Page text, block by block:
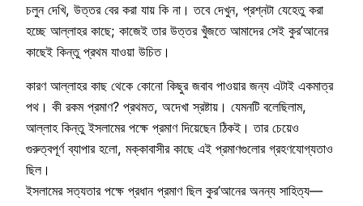
চলুন দেখি, উত্তর বের করা যায় কি না। তবে দেখুন, প্রশ্নটা যেহেতু করা
হচ্ছে আল্লাহর কাছে; কাজেই তার উত্তর খুঁজতে আমাদের সেই কুর’আনের
কাছেই কিন্তু প্রথম যাওয়া উচিত।
কারণ আল্লাহর কাছ থেকে কোনো কিছুর জবাব পাওয়ার জন্য এটাই একমাত্র
পথ। কী রকম প্রমাণ? প্রথমত, অদেখা স্রষ্টায়। যেমনটি বলেছিলাম,
আল্লাহ কিন্তু ইসলামের পক্ষে প্রমাণ দিয়েছেন ঠিকই। তার চেয়েও
গুরুত্বপূর্ণ ব্যাপার হলো, মক্কাবাসীর কাছে এই প্রমাণগুলোর গ্রহণযোগ্যতাও
ছিল।
ইসলামের সত্যতার পক্ষে প্রধান প্রমাণ ছিল কুর’আনের অনন্য সাহিত্য—